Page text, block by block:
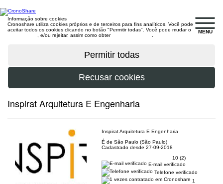
MENU
Informação sobre cookies
Cronoshare utiliza cookies próprios e de terceiros para fins analíticos. Você pode
aceitar todos os cookies clicando no botão "Permitir todas". Você pode mudar o
, e/ou rejeitar, assim como obter
Inspirat Arquitetura E Engenharia
Inspirat Arquitetura E Engenharia
É de São Paulo (São Paulo)
Cadastrado desde 27-09-2018
10 (2)
E-mail verificado
Telefone verificado
1